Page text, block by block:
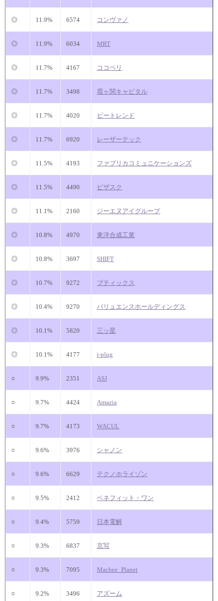
◎ 11.9% 6574 コンヴァノ
◎ 11.9% 6034 MRT
◎ 11.7% 4167 ココペリ
◎ 11.7% 3498 霞ヶ関キャピタル
◎ 11.7% 4020 ビートレンド
◎ 11.7% 6920 レーザーテック
◎ 11.5% 4193 ファブリカコミュニケーションズ
◎ 11.5% 4490 ビザスク
◎ 11.1% 2160 ジーエヌアイグループ
◎ 10.8% 4970 東洋合成工業
◎ 10.8% 3697 SHIFT
◎ 10.7% 9272 ブティックス
◎ 10.4% 9270 バリュエンスホールディングス
◎ 10.1% 5820 三ッ星
◎ 10.1% 4177 i-plug
○ 9.9% 2351 ASJ
○ 9.7% 4424 Amazia
○ 9.7% 4173 WACUL
○ 9.6% 3976 シャノン
○ 9.6% 6629 テクノホライゾン
○ 9.5% 2412 ベネフィット・ワン
○ 9.4% 5759 日本電解
○ 9.3% 6837 京写
○ 9.3% 7095 Macbee_Planet
○ 9.2% 3496 アズーム